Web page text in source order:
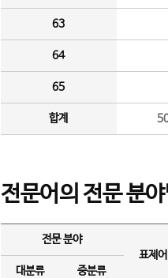
63
64
65
합계
전문어의 전문 분
전문 분야
표제
대분류
중분류